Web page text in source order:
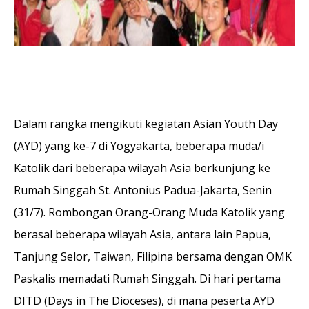
Dalam rangka mengikuti kegiatan Asian Youth Day
(AYD) yang ke-7 di Yogyakarta, beberapa muda/i
Katolik dari beberapa wilayah Asia berkunjung ke
Rumah Singgah St. Antonius Padua-Jakarta, Senin
(31/7). Rombongan Orang-Orang Muda Katolik yang
berasal beberapa wilayah Asia, antara lain Papua,
Tanjung Selor, Taiwan, Filipina bersama dengan OMK
Paskalis memadati Rumah Singgah. Di hari pertama
DITD (Days in The Dioceses), di mana peserta AYD